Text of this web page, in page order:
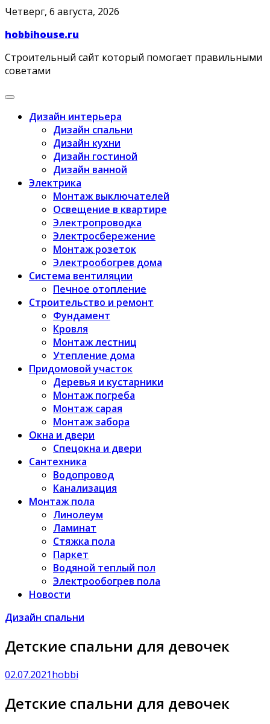
Skip
content
Четверг, 6 августа, 2026
hobbihouse.ru
Строительный сайт который помогает правильными
советами
Дизайн интерьера
Дизайн спальни
Дизайн кухни
Дизайн гостиной
Дизайн ванной
Электрика
Монтаж выключателей
Освещение в квартире
Электропроводка
Электросбережение
Монтаж розеток
Электрообогрев дома
Система вентиляции
Печное отопление
Строительство и ремонт
Фундамент
Кровля
Монтаж лестниц
Утепление дома
Придомовой участок
Деревья и кустарники
Монтаж погреба
Монтаж сарая
Монтаж забора
Окна и двери
Спецокна и двери
Сантехника
Водопровод
Канализация
Монтаж пола
Линолеум
Ламинат
Стяжка пола
Паркет
Водяной теплый пол
Электрообогрев пола
Новости
Дизайн спальни
Детские спальни для девочек
02.07.2021hobbi
Детские спальни для девочек